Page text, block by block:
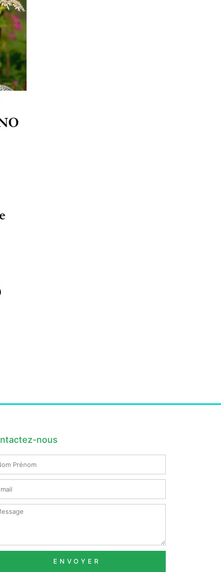
nous
ENVOYER